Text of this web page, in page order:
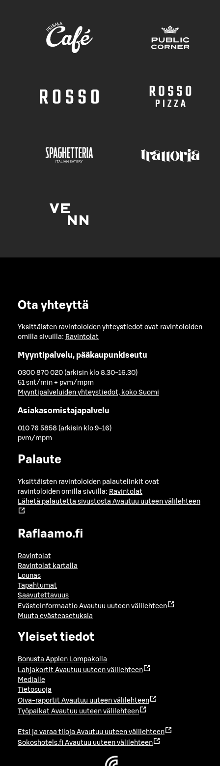
Ota yhteyttä
Yksittäisten ravintoloiden yhteystiedot ovat ravintoloiden
omilla sivuilla: Ravintolat
Myyntipalvelu, pääkaupunkiseutu
0300 870 020 (arkisin klo 8.30-16.30)
51 snt/min + pvm/mpm
Myyntipalveluiden yhteystiedot, koko Suomi
Asiakasomistajapalvelu
010 76 5858 (arkisin klo 9-16)
pvm/mpm
Palaute
Yksittäisten ravintoloiden palautelinkit ovat
ravintoloiden omilla sivuilla: Ravintolat
Lähetä palautetta sivustosta Avautuu uuteen välilehteen
Raflaamo.fi
Ravintolat
Ravintolat kartalla
Lounas
Tapahtumat
Saavutettavuus
Evästeinformaatio Avautuu uuteen välilehteen
Muuta evästeasetuksia
Yleiset tiedot
Bonusta Applen Lompakolla
Lahjakortit Avautuu uuteen välilehteen
Medialle
Tietosuoja
Oiva-raportit Avautuu uuteen välilehteen
Työpaikat Avautuu uuteen välilehteen
Etsi ja varaa tiloja Avautuu uuteen välilehteen
Sokoshotels.fi Avautuu uuteen välilehteen